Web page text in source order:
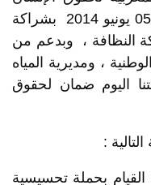
ببوعرفة اليوم العالمي للبيئة يوم 05 يونيو 2014 بشراكة
النظافة ، وبدعم من
، ومديرية المياه
اليوم ضمان لحقوق
:
بحملة تحسيسية